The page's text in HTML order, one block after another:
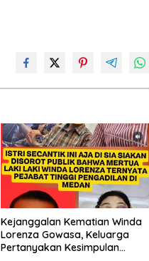
Kejanggalan Kematian Winda
Lorenza Gowasa, Keluarga
Pertanyakan Kesimpulan